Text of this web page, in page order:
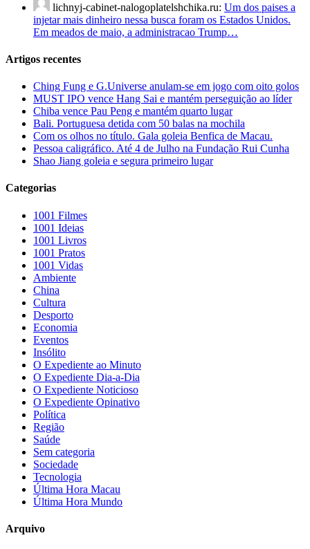
lichnyj-cabinet-nalogoplatelshchika.ru: Um dos paises a
injetar mais dinheiro nessa busca foram os Estados Unidos.
Em meados de maio, a administracao Trump…
Artigos recentes
Ching Fung e G.Universe anulam-se em jogo com oito golos
MUST IPO vence Hang Sai e mantém perseguição ao líder
Chiba vence Pau Peng e mantém quarto lugar
Bali. Portuguesa detida com 50 balas na mochila
Com os olhos no título. Gala goleia Benfica de Macau.
Pessoa caligráfico. Até 4 de Julho na Fundação Rui Cunha
Shao Jiang goleia e segura primeiro lugar
Categorias
1001 Filmes
1001 Ideias
1001 Livros
1001 Pratos
1001 Vidas
Ambiente
China
Cultura
Desporto
Economia
Eventos
Insólito
O Expediente ao Minuto
O Expediente Dia-a-Dia
O Expediente Noticioso
O Expediente Opinativo
Política
Região
Saúde
Sem categoria
Sociedade
Tecnologia
Última Hora Macau
Última Hora Mundo
Arquivo